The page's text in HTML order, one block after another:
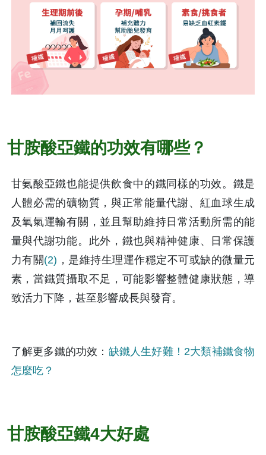
甘胺酸亞鐵的功效有哪些？
甘氨酸亞鐵也能提供飲食中的鐵同樣的功效。鐵是
人體必需的礦物質，與正常能量代謝、紅血球生成
及氧氣運輸有關，並且幫助維持日常活動所需的能
量與代謝功能。此外，鐵也與精神健康、日常保護
力有關(2) ，是維持生理運作穩定不可或缺的微量元
素，當鐵質攝取不足，可能影響整體健康狀態，導
致活力下降，甚至影響成長與發育。
了解更多鐵的功效： 缺鐵人生好難！2大類補鐵食物
怎麼吃？
甘胺酸亞鐵4大好處